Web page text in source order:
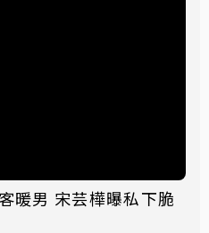
暖男 宋芸樺曝私下脆